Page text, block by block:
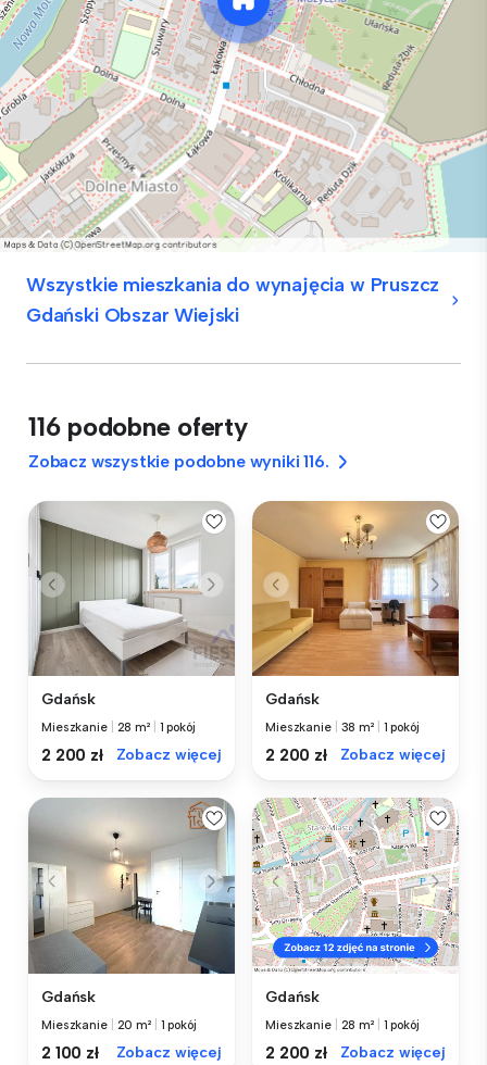
Wszystkie mieszkania do wynajęcia w Pruszcz
Gdański Obszar Wiejski
116 podobne oferty
Zobacz wszystkie podobne wyniki 116.
Gdańsk
Mieszkanie 28 m² 1 pokój
2 200 zł Zobacz więcej
Gdańsk
Mieszkanie 38 m² 1 pokój
2 200 zł Zobacz więcej
Gdańsk
Mieszkanie 20 m² 1 pokój
2 100 zł Zobacz więcej
Gdańsk
Mieszkanie 28 m² 1 pokój
2 200 zł Zobacz więcej